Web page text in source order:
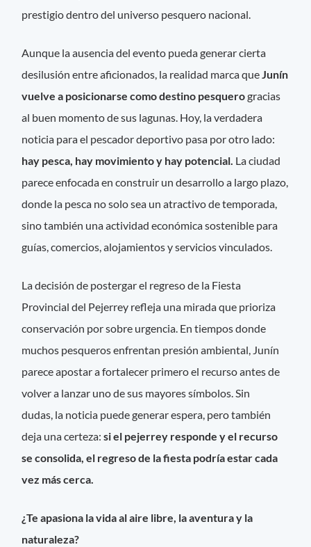
prestigio dentro del universo pesquero nacional.
Aunque la ausencia del evento pueda generar cierta
desilusión entre aficionados, la realidad marca queJunín
vuelve a posicionarse como destino pesquerogracias
al buen momento de sus lagunas. Hoy, la verdadera
noticia para el pescador deportivo pasa por otro lado:
hay pesca, hay movimiento y hay potencial. La ciudad
parece enfocada en construir un desarrollo a largo plazo,
donde la pesca no solo sea un atractivo de temporada,
sino también una actividad económica sostenible para
guías, comercios, alojamientos y servicios vinculados.
La decisión de postergar el regreso de la Fiesta
Provincial del Pejerrey refleja una mirada que prioriza
conservación por sobre urgencia. En tiempos donde
muchos pesqueros enfrentan presión ambiental, Junín
parece apostar a fortalecer primero el recurso antes de
volver a lanzar uno de sus mayores símbolos. Sin
dudas, la noticia puede generar espera, pero también
deja una certeza:si el pejerrey responde y el recurso
se consolida, el regreso de la fiesta podría estar cada
vez más cerca.
¿Te apasiona la vida al aire libre, la aventura y la
naturaleza?